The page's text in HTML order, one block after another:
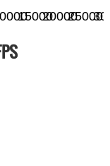
150002000025000